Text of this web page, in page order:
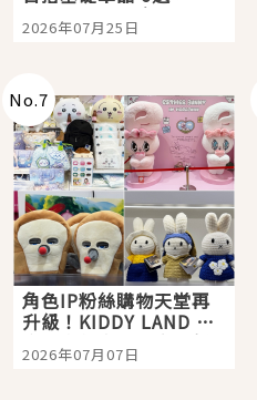
眼全收也不心疼
2026年07月25日
No.7
角色IP粉絲購物天堂再
升級！KIDDY LAND 原
宿店吉伊卡哇迎客，新
開幕 OMOKADO 店3分
2026年07月07日